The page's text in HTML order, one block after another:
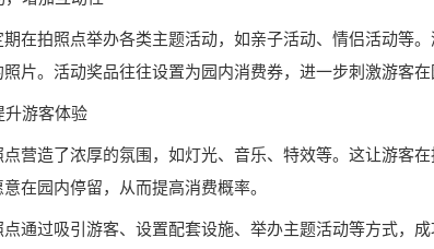
期在拍照点举办各类主题活动，如亲子活动、情侣活动等
片。活动奖品往往设置为园内消费券，进一步刺激游客在
升游客体验
点营造了浓厚的氛围，如灯光、音乐、特效等。这让游客
在园内停留，从而提高消费概率。
通过吸引游客、设置配套设施、举办主题活动等方式，